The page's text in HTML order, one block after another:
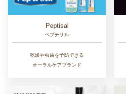
Peptisal
ペプチサル
乾燥や虫歯を予防できる
オーラルケアブランド